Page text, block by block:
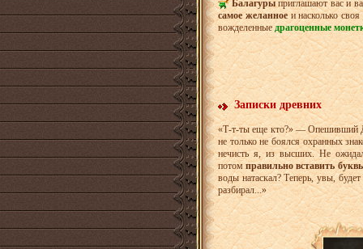
Балагурыприглашают вас и
самое желанноеи насколько
вожделенныедрагоценные
Записки древних
«Т-т-ты еще кто?» — Опешивший
не только не боялся охранных
нечисть я, из высших. Не
потомправильно вставить
воды натаскал? Теперь, увы,
разбирал...»